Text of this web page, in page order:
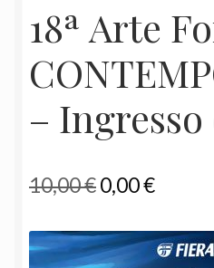
18ª Arte
–
10,00€Il
originale
0,00€Il